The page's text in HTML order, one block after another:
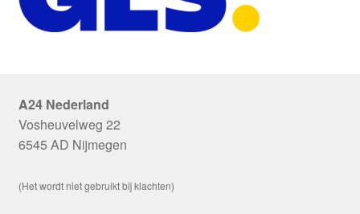
A24 Nederland
Vosheuvelweg 22
6545 AD Nijmegen
(Het wordt niet gebruikt bij klachten)